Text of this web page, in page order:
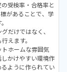
受検率・合格率と
があることで、学
だけではなく、
えます。
ホームな雰囲気
かけやすい環境作
ように作られてい